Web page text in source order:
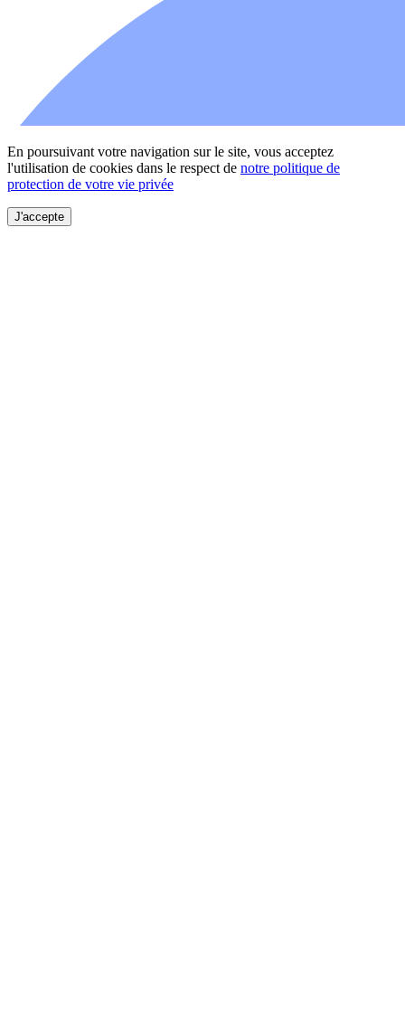
En poursuivant votre navigation sur le site, vous acceptez
l'utilisation de cookies dans le respect de notre politique de
protection de votre vie privée
J'accepte